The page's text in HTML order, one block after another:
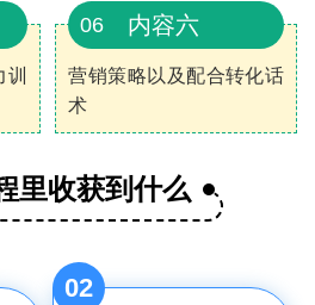
06 内容六
营销策略以及配合转化话
术
里收获到什么
02